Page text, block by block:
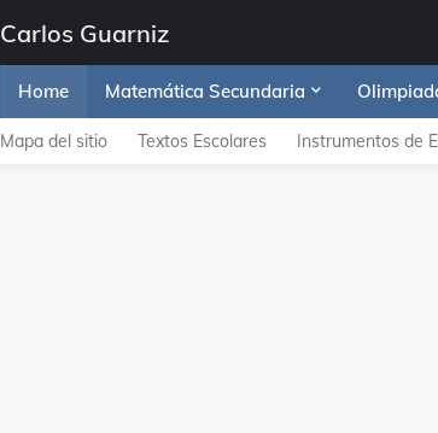
Carlos Guarniz
Home Matemática Secundaria
Mapa del sitio Textos Escolares Instrumentos de